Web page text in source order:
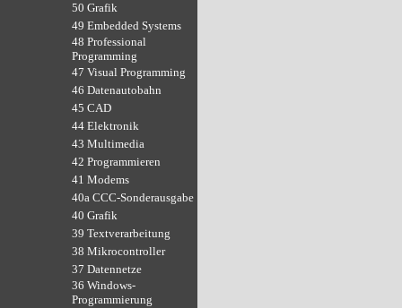
50 Grafik
49 Embedded Systems
48 Professional
Programming
47 Visual Programming
46 Datenautobahn
45 CAD
44 Elektronik
43 Multimedia
42 Programmieren
41 Modems
40a CCC-Sonderausgabe
40 Grafik
39 Textverarbeitung
38 Mikrocontroller
37 Datennetze
36 Windows-
Programmierung